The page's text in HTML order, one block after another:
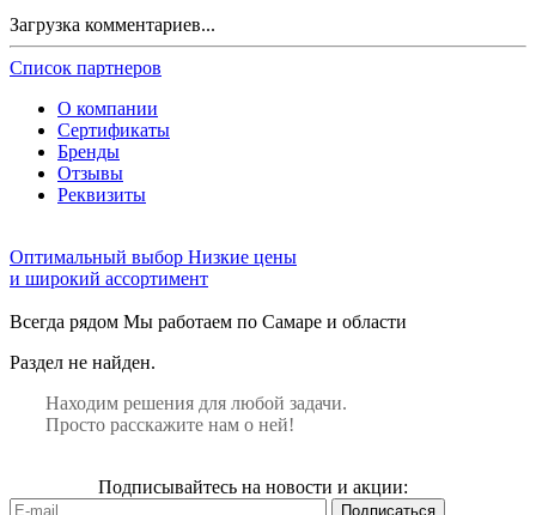
Загрузка комментариев...
Список партнеров
О компании
Сертификаты
Бренды
Отзывы
Реквизиты
Оптимальный выбор Низкие цены
и широкий ассортимент
Всегда рядом Мы работаем по Самаре и области
Раздел не найден.
Находим решения для любой задачи.
Просто расскажите нам о ней!
Подписывайтесь на новости и акции: